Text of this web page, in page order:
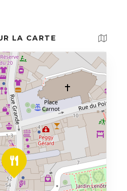
LA CARTE